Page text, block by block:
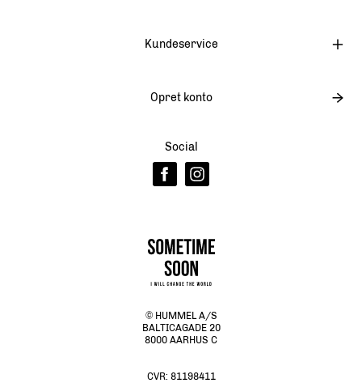
© HUMMEL A/S
BALTICAGADE 20
8000 AARHUS C
CVR: 81198411
Kundeservice
Opret konto
Social